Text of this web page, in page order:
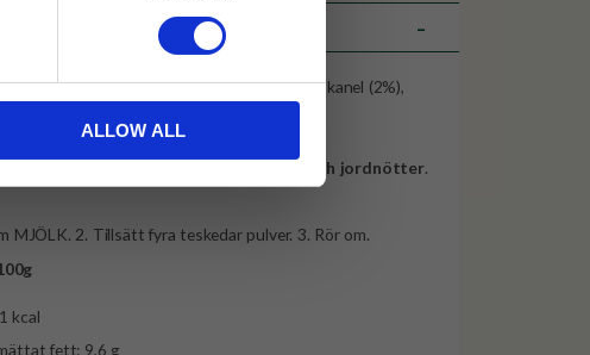
ALLOW ALL
glukossirap, kokosolja, svart tepulver (3%), kanel (2%),
stärkelse, emulgeringsmedel:
E 340, färgämne: betakaroten.
nötter, soja, gluten, mjölk och jordnötter.
MJÖLK. 2. Tillsätt fyra teskedar pulver. 3. Rör om.
kcal
fett: 9,6 g